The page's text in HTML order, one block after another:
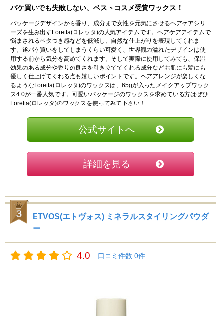
パケ買いでも失敗しない、ベストコスメ受賞ワックス！
パッケージデザインから香り、成分まで女性を元気にさせるヘアケアシリ
ーズを生み出すLoretta(ロレッタ)の人気アイテムです。ヘアケアアイテムで
悩まされるベタつき感などを低減し、自然な仕上がりを表現してくれま
す。遂パケ買いをしてしまうくらい可愛く、世界観の溢れたデザインは使
用する前から気分を高めてくれます。そして実際に使用してみても、保湿
効果のある成分や香りの良さを引き立ててくれる成分などお肌にも髪にも
優しく仕上げてくれる点も嬉しいポイントです。ヘアアレンジが楽しくな
るようなLoretta(ロレッタ)のワックスは、65gが入ったメイクアップワック
ス4.0が一番人気です。可愛いパッケージのワックスを求めている方はぜひ
Loretta(ロレッタ)のワックスを使ってみて下さい！
公式サイトへ
詳細を見る
ETVOS(エトヴォス) ミネラルスタイリングパウダ
ー
4.0 口コミ件数:0件